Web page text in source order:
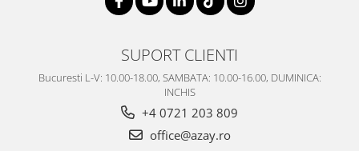
SUPORT CLIENTI
Bucuresti L-V: 10.00-18.00, SAMBATA: 10.00-16.00, DUMINICA:
INCHIS
+4 0721 203 809
office@azay.ro